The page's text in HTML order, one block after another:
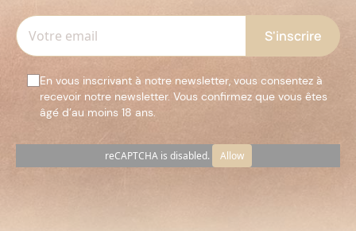
En vous inscrivant à notre newsletter, vous consentez à
recevoir notre newsletter. Vous confirmez que vous êtes
âgé d’au moins 18 ans.
reCAPTCHA is disabled. Allow